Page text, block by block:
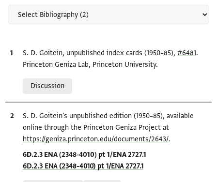
Bibliographic citation
S. D. Goitein, unpublished index cards (1950–85), #6481.
Princeton Geniza Lab, Princeton University.
Discussion
Bibliographic citation
S. D. Goitein's unpublished edition (1950–85), available
online through the Princeton Geniza Project at
https://geniza.princeton.edu/documents/2643/.
Location in source
6D.2.3 ENA (2348-4010) pt 1/ENA 2727.1
6D.2.3 ENA (2348-4010) pt 1/ENA 2727.1